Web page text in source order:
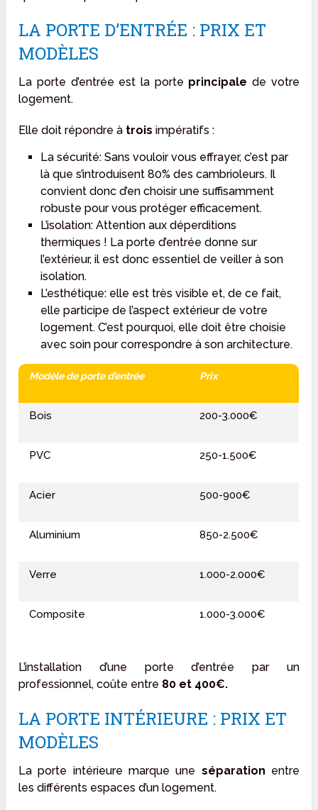
LA PORTE D’ENTRÉE : PRIX ET
MODÈLES
La porte d’entrée est la porte principale de votre
logement.
Elle doit répondre à trois impératifs :
La sécurité: Sans vouloir vous effrayer, c’est par
là que s’introduisent 80% des cambrioleurs. Il
convient donc d’en choisir une suffisamment
robuste pour vous protéger efficacement.
L’isolation: Attention aux déperditions
thermiques ! La porte d’entrée donne sur
l’extérieur, il est donc essentiel de veiller à son
isolation.
L’esthétique: elle est très visible et, de ce fait,
elle participe de l’aspect extérieur de votre
logement. C’est pourquoi, elle doit être choisie
avec soin pour correspondre à son architecture.
Modèle de porte d’entrée Prix
Bois 200-3.000€
PVC 250-1.500€
Acier 500-900€
Aluminium 850-2.500€
Verre 1.000-2.000€
Composite 1.000-3.000€
L’installation d’une porte d’entrée par un
professionnel, coûte entre 80 et 400€.
LA PORTE INTÉRIEURE : PRIX ET
MODÈLES
La porte intérieure marque une séparation entre
les différents espaces d’un logement.